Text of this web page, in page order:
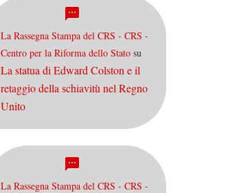
La Rassegna Stampa del CRS - CRS -
Centro per la Riforma dello Stato su
La statua di Edward Colston e il
retaggio della schiavitù nel Regno
Unito
La Rassegna Stampa del CRS - CRS -